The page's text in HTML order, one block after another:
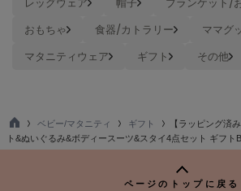
PUMA
プーマ
レッグウェア
帽子
ブランケット/
おもちゃ
食器/カトラリー
ママグ
マタニティウェア
ギフト その他
TO
P
ベビー/マタニティ ギフト
【ラッピング済
ト&ぬいぐるみ&ボディースーツ&スタイ4点セット ギフト
ページのトップに戻る